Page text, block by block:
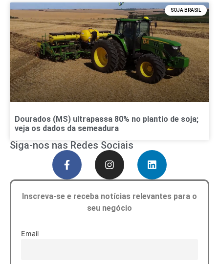
SOJA BRASIL
Dourados (MS) ultrapassa 80% no plantio de soja;
veja os dados da semeadura
Siga-nos nas Redes Sociais
Inscreva-se e receba notícias relevantes para o
seu negócio
Email